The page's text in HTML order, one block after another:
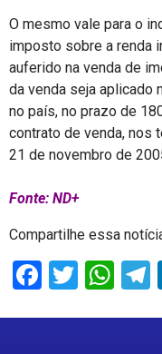
O mesmo vale para o
imposto sobre a renda
auferido na venda de
da venda seja aplicado
no país, no prazo de
contrato de venda, nos
21 de novembro de
Fonte: ND+
Compartilhe essa
Facebook